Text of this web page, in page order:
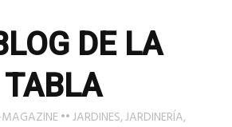
DE LA
TABLA
•• JARDINES, JARDINERÍA,